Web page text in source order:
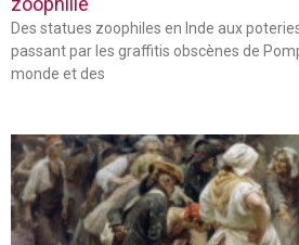
Des statues zoophiles en Inde aux
passant par les graffitis obscènes de
monde et des